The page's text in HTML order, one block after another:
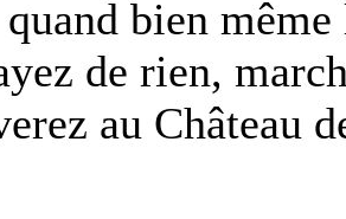
bien
de rien,
au Château